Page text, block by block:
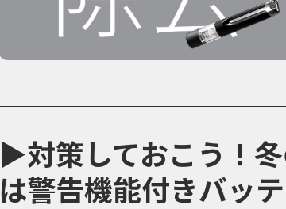
▶対策しておこう！
は警告機能付きバッ